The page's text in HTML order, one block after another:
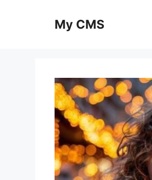
My CMS